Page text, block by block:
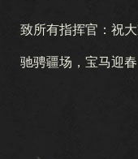
致所有指挥官：祝
驰骋疆场，宝马迎